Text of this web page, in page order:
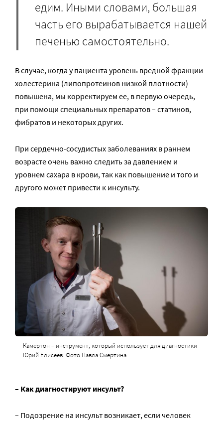
едим. Иными словами, большая
часть его вырабатывается нашей
печенью самостоятельно.
В случае, когда у пациента уровень вредной фракции
холестерина (липопротеинов низкой плотности)
повышена, мы корректируем ее, в первую очередь,
при помощи специальных препаратов – статинов,
фибратов и некоторых других.
При сердечно-сосудистых заболеваниях в раннем
возрасте очень важно следить за давлением и
уровнем сахара в крови, так как повышение и того и
другого может привести к инсульту.
Камертон – инструмент, который использует для диагностики
Юрий Елисеев. Фото Павла Смертина
– Как диагностируют инсульт?
– Подозрение на инсульт возникает, если человек